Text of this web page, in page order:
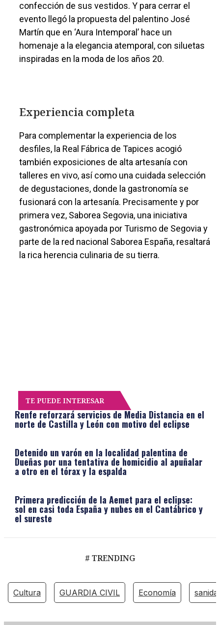
confección de sus vestidos. Y para cerrar el
evento llegó la propuesta del palentino José
Martín que en ‘Aura Intemporal’ hace un
homenaje a la elegancia atemporal, con siluetas
inspiradas en la moda de los años 20.
Experiencia completa
Para complementar la experiencia de los
desfiles, la Real Fábrica de Tapices acogió
también exposiciones de alta artesanía con
talleres en vivo, así como una cuidada selección
de degustaciones, donde la gastronomía se
fusionará con la artesanía. Precisamente y por
primera vez, Saborea Segovia, una iniciativa
gastronómica apoyada por Turismo de Segovia y
parte de la red nacional Saborea España, resaltará
la rica herencia culinaria de su tierra.
TE PUEDE INTERESAR
Renfe reforzará servicios de Media Distancia en el
norte de Castilla y León con motivo del eclipse
Detenido un varón en la localidad palentina de
Dueñas por una tentativa de homicidio al apuñalar
a otro en el tórax y la espalda
Primera predicción de la Aemet para el eclipse:
sol en casi toda España y nubes en el Cantábrico y
el sureste
# TRENDING
Cultura GUARDIA CIVIL Economía